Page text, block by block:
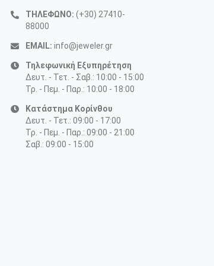
ΤΗΛΕΦΩΝΟ: (+30) 27410-
88000
EMAIL: info@jeweler.gr
Τηλεφωνική Εξυπηρέτηση
Δευτ. - Τετ. - Σαβ.: 10:00 - 15:00
Τρ. - Πεμ. - Παρ.: 10:00 - 18:00
Κατάστημα Κορίνθου
Δευτ. - Τετ.: 09:00 - 17:00
Τρ. - Πεμ. - Παρ.: 09:00 - 21:00
Σαβ.: 09:00 - 15:00